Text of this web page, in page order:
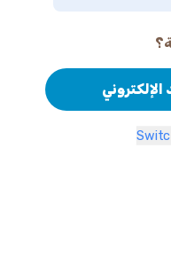
الإلكتروني